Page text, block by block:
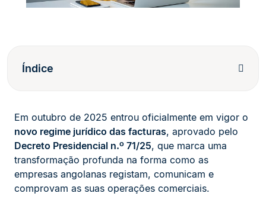
Índice
Em outubro de 2025 entrou oficialmente em vigor o
novo regime jurídico das facturas, aprovado pelo
Decreto Presidencial n.º 71/25, que marca uma
transformação profunda na forma como as
empresas angolanas registam, comunicam e
comprovam as suas operações comerciais.